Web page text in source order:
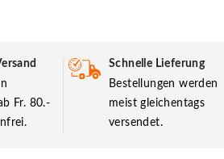
Fr. 80.-
Schnelle Lieferung
Bestellungen werden
meist gleichentags
versendet.